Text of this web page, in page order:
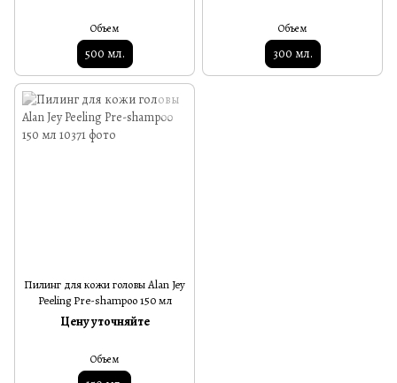
Объем
500 мл.
Объем
300 мл.
Пилинг для кожи головы Alan Jey
Peeling Pre-shampoo 150 мл
Цену уточняйте
Объем